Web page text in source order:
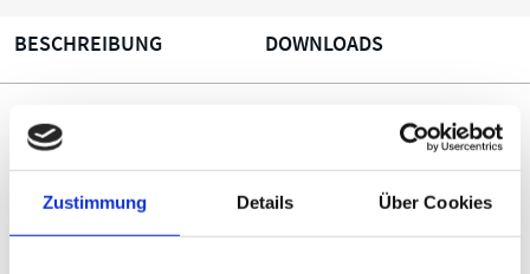
Zustimmung Details Über Cookies
BESCHREIBUNG DOWNLOADS
Beschreibung
Saugschläuche, elektrisch leitfähig <10 Ohm